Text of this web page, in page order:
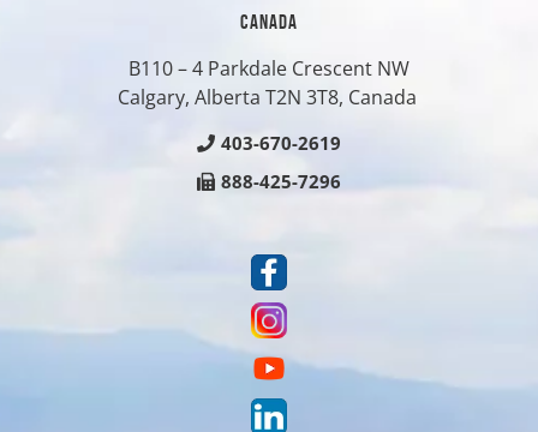
CANADA
B110 – 4 Parkdale Crescent NW
Calgary, Alberta T2N 3T8, Canada
403-670-2619
888-425-7296